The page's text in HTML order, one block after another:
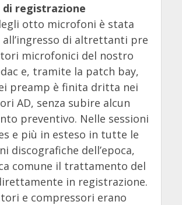
di registrazione
otto microfoni è stata
all’ingresso di altrettanti pre
microfonici del nostro
e, tramite la patch bay,
preamp è finita dritta nei
AD, senza subire alcun
preventivo. Nelle sessioni
e più in esteso in tutte le
discografiche dell’epoca,
comune il trattamento del
in registrazione.
e compressori erano